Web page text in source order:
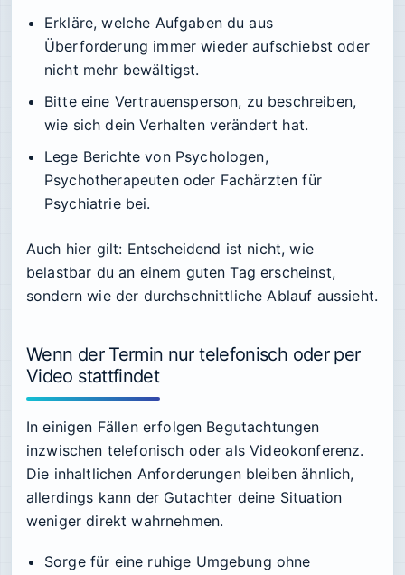
Erkläre, welche Aufgaben du aus
Überforderung immer wieder aufschiebst oder
nicht mehr bewältigst.
Bitte eine Vertrauensperson, zu beschreiben,
wie sich dein Verhalten verändert hat.
Lege Berichte von Psychologen,
Psychotherapeuten oder Fachärzten für
Psychiatrie bei.
Auch hier gilt: Entscheidend ist nicht, wie
belastbar du an einem guten Tag erscheinst,
sondern wie der durchschnittliche Ablauf aussieht.
Wenn der Termin nur telefonisch oder per
Video stattfindet
In einigen Fällen erfolgen Begutachtungen
inzwischen telefonisch oder als Videokonferenz.
Die inhaltlichen Anforderungen bleiben ähnlich,
allerdings kann der Gutachter deine Situation
weniger direkt wahrnehmen.
Sorge für eine ruhige Umgebung ohne